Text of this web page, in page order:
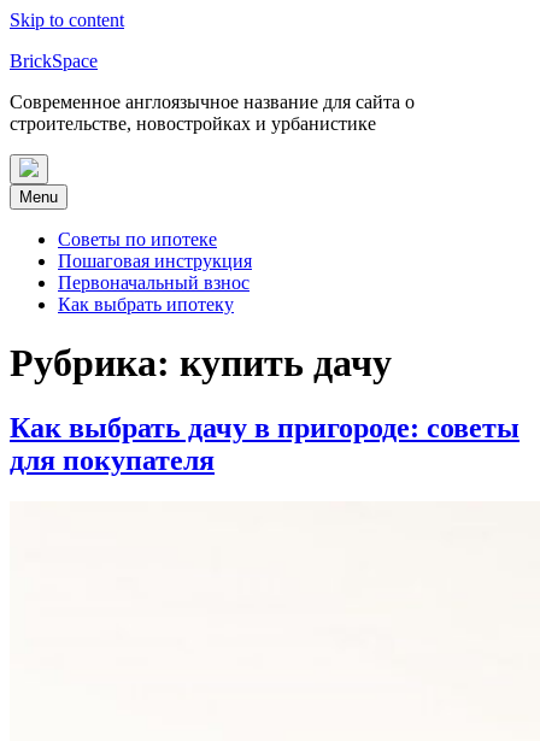
Skip to content
BrickSpace
Современное англоязычное название для сайта о
строительстве, новостройках и урбанистике
Menu
Советы по ипотеке
Пошаговая инструкция
Первоначальный взнос
Как выбрать ипотеку
Рубрика: купить дачу
Как выбрать дачу в пригороде: советы
для покупателя